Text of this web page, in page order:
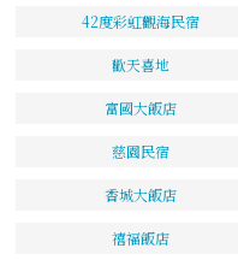
42度彩虹觀海民宿
歡天喜地
富國大飯店
慈園民宿
香城大飯店
禧福飯店